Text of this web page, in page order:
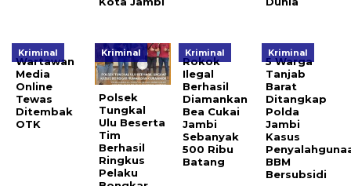
Kriminal
Wartawan
Media
Online
Tewas
Ditembak
OTK
Kriminal
Polsek
Tungkal
Ulu Beserta
Tim
Berhasil
Ringkus
Pelaku
Kriminal
Rokok
Ilegal
Berhasil
Diamankan
Bea Cukai
Jambi
Sebanyak
500 Ribu
Batang
Kriminal
5 Warga
Tanjab
Barat
Ditangkap
Polda
Jambi
Kasus
BBM
Bersubsidi